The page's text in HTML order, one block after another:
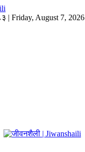
| Friday, August 7, 2026